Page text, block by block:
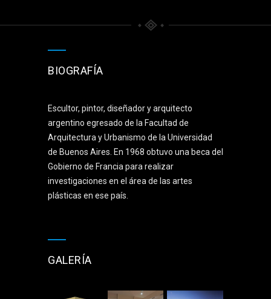
BIOGRAFÍA
Escultor, pintor, diseñador y arquitecto
argentino egresado de la Facultad de
Arquitectura y Urbanismo de la Universidad
de Buenos Aires. En 1968 obtuvo una beca del
Gobierno de Francia para realizar
investigaciones en el área de las artes
plásticas en ese país.
GALERÍA